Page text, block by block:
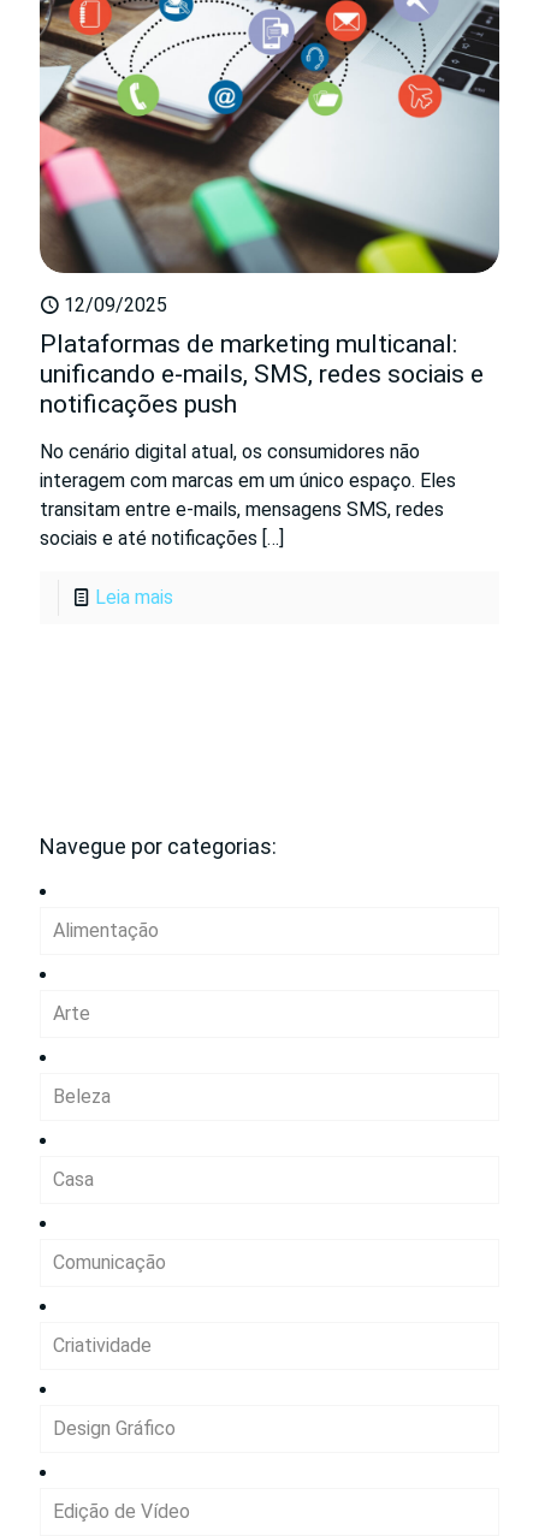
12/09/2025
Plataformas de marketing multicanal:
unificando e-mails, SMS, redes sociais e
notificações push
No cenário digital atual, os consumidores não
interagem com marcas em um único espaço. Eles
transitam entre e-mails, mensagens SMS, redes
sociais e até notificações […]
Leia mais
Navegue por categorias:
Alimentação
Arte
Beleza
Casa
Comunicação
Criatividade
Design Gráfico
Edição de Vídeo